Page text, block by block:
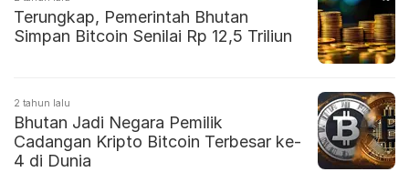
Terungkap, Pemerintah Bhutan
Simpan Bitcoin Senilai Rp 12,5 Triliun
2 tahun lalu
Bhutan Jadi Negara Pemilik
Cadangan Kripto Bitcoin Terbesar ke-
4 di Dunia